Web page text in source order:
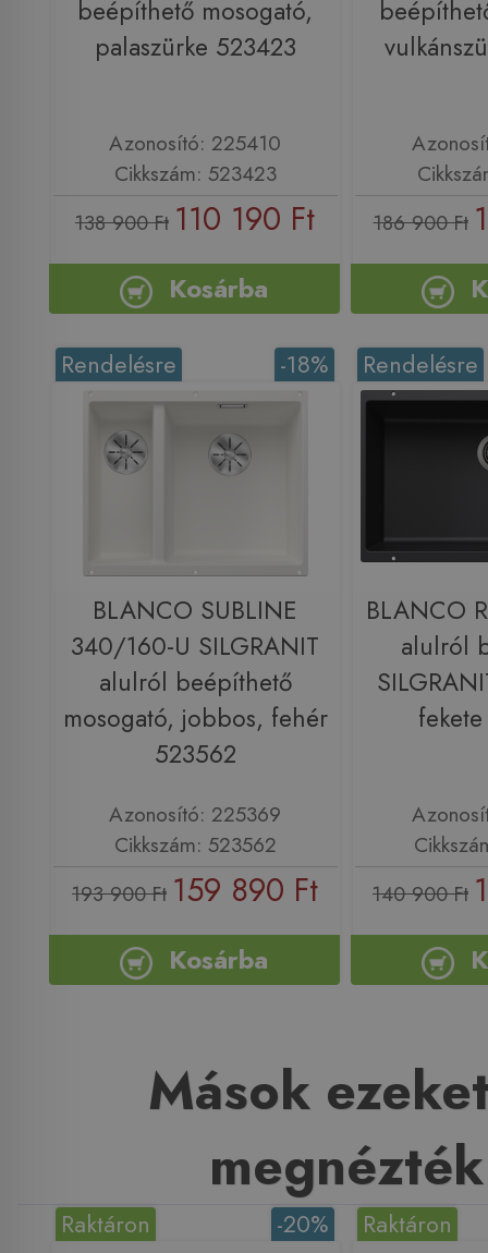
beépíthető mosogató,
palaszürke 523423
Azonosító: 225410
Cikkszám: 523423
138 900 Ft 110 190 Ft
Kosárba
186 900 Ft
-18%
Rendelésre
BLANCO SUBLINE
340/160-U SILGRANIT
alulról beépíthető
mosogató, jobbos, fehér
523562
Azonosító: 225369
Cikkszám: 523562
193 900 Ft 159 890 Ft
Kosárba
Rendelésre
BLANCO
alulról
140 900 Ft
Mások
megnézték
-20%
Raktáron Raktáron